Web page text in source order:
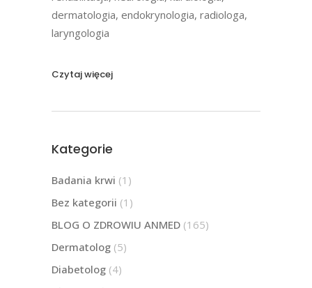
dermatologia, endokrynologia, radiologa,
laryngologia
Czytaj więcej
Kategorie
Badania krwi (1)
Bez kategorii (1)
BLOG O ZDROWIU ANMED (165)
Dermatolog (5)
Diabetolog (4)